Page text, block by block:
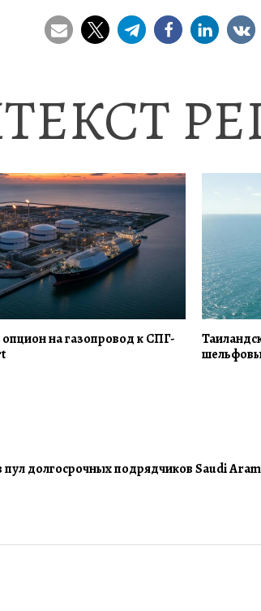
на газопровод к СПГ-
долгосрочных подрядчиков Saudi